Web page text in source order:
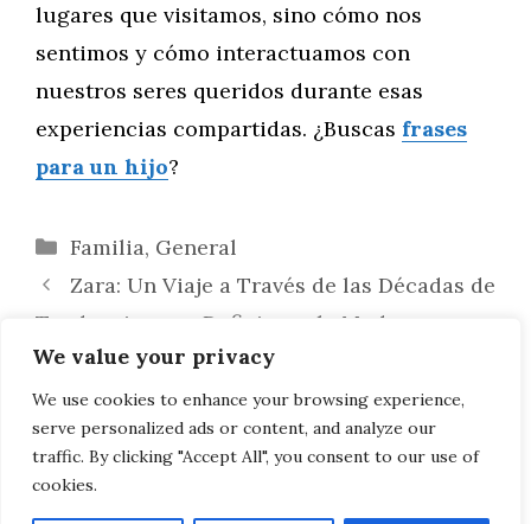
We value your privacy
We use cookies to enhance your browsing experience,
serve personalized ads or content, and analyze our
traffic. By clicking "Accept All", you consent to our use of
cookies.
lugares que visitamos, sino cómo nos
sentimos y cómo interactuamos con
nuestros seres queridos durante esas
experiencias compartidas. ¿Buscas frases
para un hijo?
Categorías
Familia, General
Zara: Un Viaje a Través de las Décadas de
Tendencias que Definieron la Moda
Palabras Poderosas: Enseñando
Paciencia y Persistencia en el Aprendizaje
de Nuevas Habilidades